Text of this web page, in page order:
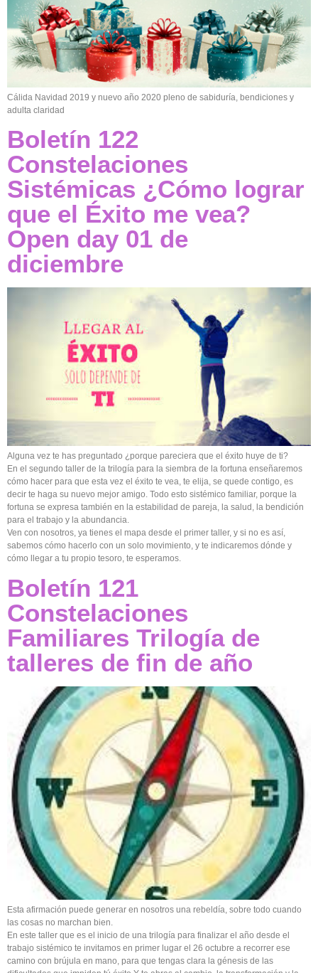
Cálida Navidad 2019 y nuevo año 2020 pleno de sabiduría, bendiciones y
adulta claridad
Boletín 122
Constelaciones
Sistémicas ¿Cómo lograr
que el Éxito me vea?
Open day 01 de
diciembre
Alguna vez te has preguntado ¿porque pareciera que el éxito huye de ti?
En el segundo taller de la trilogía para la siembra de la fortuna enseñaremos
cómo hacer para que esta vez el éxito te vea, te elija, se quede contigo, es
decir te haga su nuevo mejor amigo. Todo esto sistémico familiar, porque la
fortuna se expresa también en la estabilidad de pareja, la salud, la bendición
para el trabajo y la abundancia.
Ven con nosotros, ya tienes el mapa desde el primer taller, y si no es así,
sabemos cómo hacerlo con un solo movimiento, y te indicaremos dónde y
cómo llegar a tu propio tesoro, te esperamos.
Boletín 121
Constelaciones
Familiares Trilogía de
talleres de fin de año
Esta afirmación puede generar en nosotros una rebeldía, sobre todo cuando
las cosas no marchan bien.
En este taller que es el inicio de una trilogía para finalizar el año desde el
trabajo sistémico te invitamos en primer lugar el 26 octubre a recorrer ese
camino con brújula en mano, para que tengas clara la génesis de las